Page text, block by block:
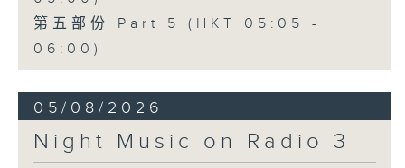
第五部份 Part 5 (HKT 05:05 -
06:00)
05/08/2026
Night Music on Radio 3